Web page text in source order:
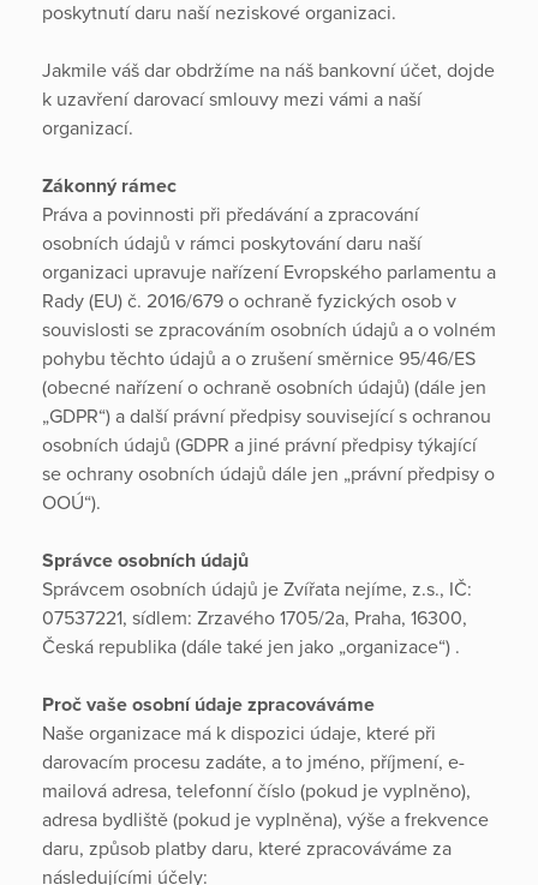
poskytnutí daru naší neziskové organizaci.
Jakmile váš dar obdržíme na náš bankovní účet, dojde
k uzavření darovací smlouvy mezi vámi a naší
organizací.
Zákonný rámec
Práva a povinnosti při předávání a zpracování
osobních údajů v rámci poskytování daru naší
organizaci upravuje nařízení Evropského parlamentu a
Rady (EU) č. 2016/679 o ochraně fyzických osob v
souvislosti se zpracováním osobních údajů a o volném
pohybu těchto údajů a o zrušení směrnice 95/46/ES
(obecné nařízení o ochraně osobních údajů) (dále jen
„GDPR“) a další právní předpisy související s ochranou
osobních údajů (GDPR a jiné právní předpisy týkající
se ochrany osobních údajů dále jen „právní předpisy o
OOÚ“).
Správce osobních údajů
Správcem osobních údajů je Zvířata nejíme, z.s., IČ:
07537221, sídlem: Zrzavého 1705/2a, Praha, 16300,
Česká republika (dále také jen jako „organizace“) .
Proč vaše osobní údaje zpracováváme
Naše organizace má k dispozici údaje, které při
darovacím procesu zadáte, a to jméno, příjmení, e-
mailová adresa, telefonní číslo (pokud je vyplněno),
adresa bydliště (pokud je vyplněna), výše a frekvence
daru, způsob platby daru, které zpracováváme za
následujícími účely: